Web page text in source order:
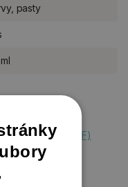
pasty
Metallic Paint (PDF)